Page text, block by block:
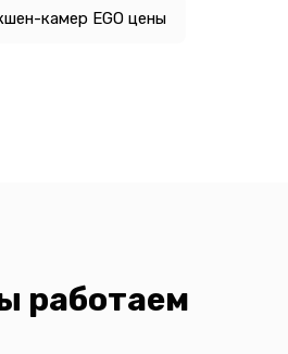
камер EGO цены
работаем